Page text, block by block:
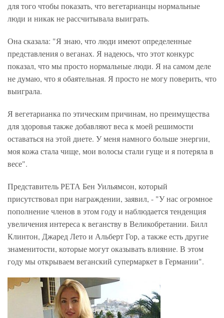
для того чтобы показать, что вегетарианцы нормальные
люди и никак не рассчитывала выиграть.
Она сказала: "Я знаю, что люди имеют определенные
представления о веганах. Я надеюсь, что этот конкурс
показал, что мы просто нормальные люди. Я на самом деле
не думаю, что я обаятельная. Я просто не могу поверить, что
выиграла.
Я вегетарианка по этическим причинам, но преимущества
для здоровья также добавляют веса к моей решимости
оставаться на этой диете. У меня намного больше энергии,
моя кожа стала чище, мои волосы стали гуще и я потеряла в
весе".
Представитель РЕТА Бен Уильямсон, который
присутствовал при награждении, заявил, - "У нас огромное
пополнение членов в этом году и наблюдается тенденция
увеличения интереса к веганству в Великобретании. Билл
Клинтон, Джаред Лето и Альберт Гор, а также есть другие
знаменитости, которые могут оказывать влияние. В этом
году мы открываем веганский супермаркет в Германии".